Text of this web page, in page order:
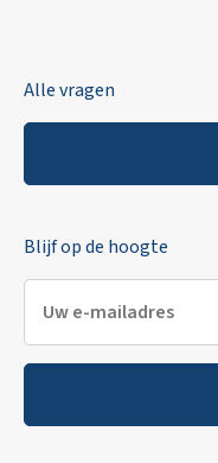
Alle vragen
Blijf op de hoogte